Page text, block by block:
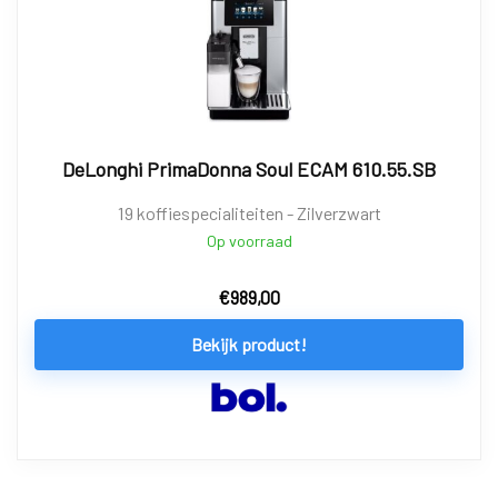
DeLonghi PrimaDonna Soul ECAM 610.55.SB
19 koffiespecialiteiten - Zilverzwart
Op voorraad
€989,00
Bekijk product!